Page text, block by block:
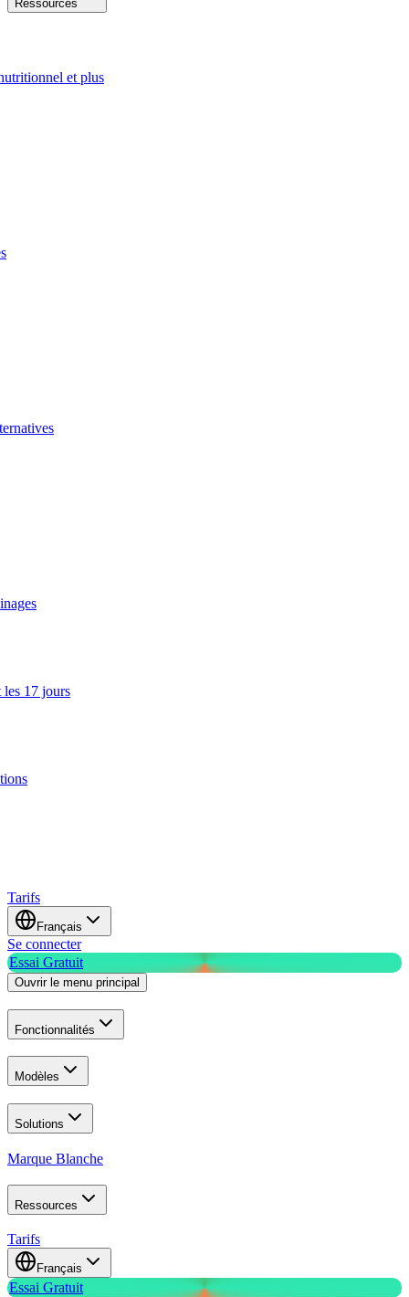
Ressources
et plus
les 17 jours
Tarifs
Français
Se connecter
Essai Gratuit
Ouvrir le menu principal
Fonctionnalités
Modèles
Solutions
Marque Blanche
Ressources
Tarifs
Français
Essai Gratuit